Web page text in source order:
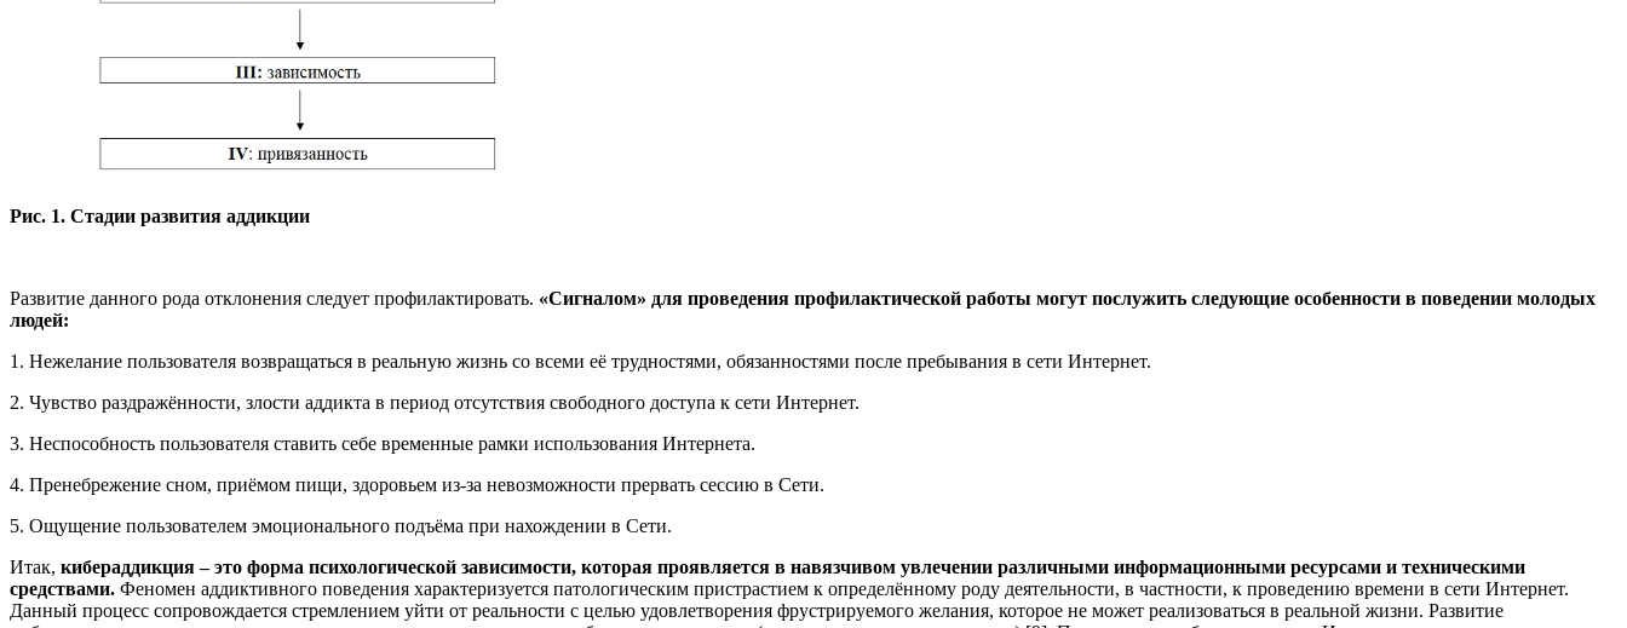
Рис. 1. Стадии развития аддикции
Развитие данного рода отклонения следует профилактировать. «Сигналом» для проведения профилактической работы могут послужить следующие особенности в поведении молодых
людей:
1. Нежелание пользователя возвращаться в реальную жизнь со всеми её трудностями, обязанностями после пребывания в сети Интернет.
2. Чувство раздражённости, злости аддикта в период отсутствия свободного доступа к сети Интернет.
3. Неспособность пользователя ставить себе временные рамки использования Интернета.
4. Пренебрежение сном, приёмом пищи, здоровьем из-за невозможности прервать сессию в Сети.
5. Ощущение пользователем эмоционального подъёма при нахождении в Сети.
Итак, кибераддикция – это форма психологической зависимости, которая проявляется в навязчивом увлечении различными информационными ресурсами и техническими
средствами. Феномен аддиктивного поведения характеризуется патологическим пристрастием к определённому роду деятельности, в частности, к проведению времени в сети Интернет.
Данный процесс сопровождается стремлением уйти от реальности с целью удовлетворения фрустрируемого желания, которое не может реализоваться в реальной жизни. Развитие